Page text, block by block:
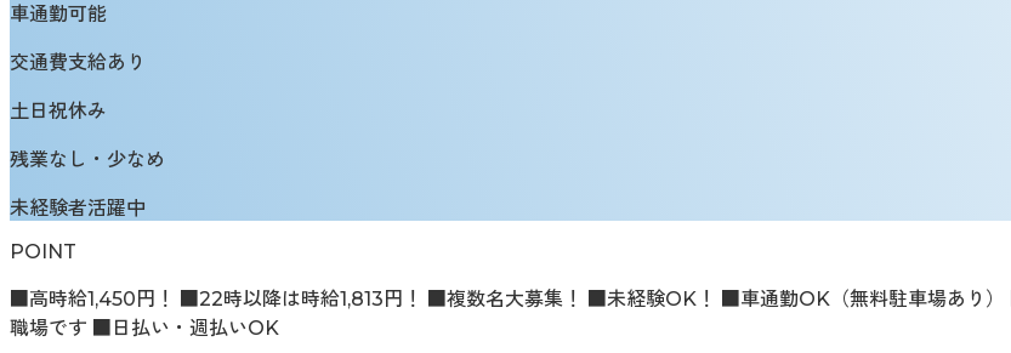
車通勤可能
交通費支給あり
土日祝休み
残業なし・少なめ
未経験者活躍中
POINT
■高時給1,450円！ ■22時以降は時給1,813円！ ■複数名大募集！ ■未経験OK！ ■車通勤OK（無料駐車場あり
職場です ■日払い・週払いOK